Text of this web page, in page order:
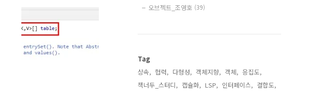
오브젝트_조영호 (39)
Tag
상속, 협력, 다형성, 객체지향, 객체, 응집도,
책너두_스터디, 캡슐화, LSP, 인터페이스, 결합도,